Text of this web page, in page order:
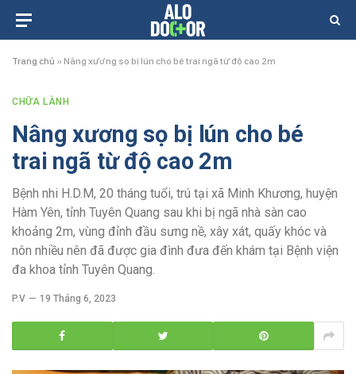
Trang chủ » Nâng xương sọ bị lún cho bé trai ngã từ độ cao 2m
CHỮA LÀNH
Nâng xương sọ bị lún cho bé
trai ngã từ độ cao 2m
Bệnh nhi H.D.M, 20 tháng tuổi, trú tại xã Minh Khương, huyện
Hàm Yên, tỉnh Tuyên Quang sau khi bị ngã nhà sàn cao
khoảng 2m, vùng đỉnh đầu sưng nề, xây xát, quấy khóc và
nôn nhiều nên đã được gia đình đưa đến khám tại Bệnh viện
đa khoa tỉnh Tuyên Quang.
P.V 19 Tháng 6, 2023